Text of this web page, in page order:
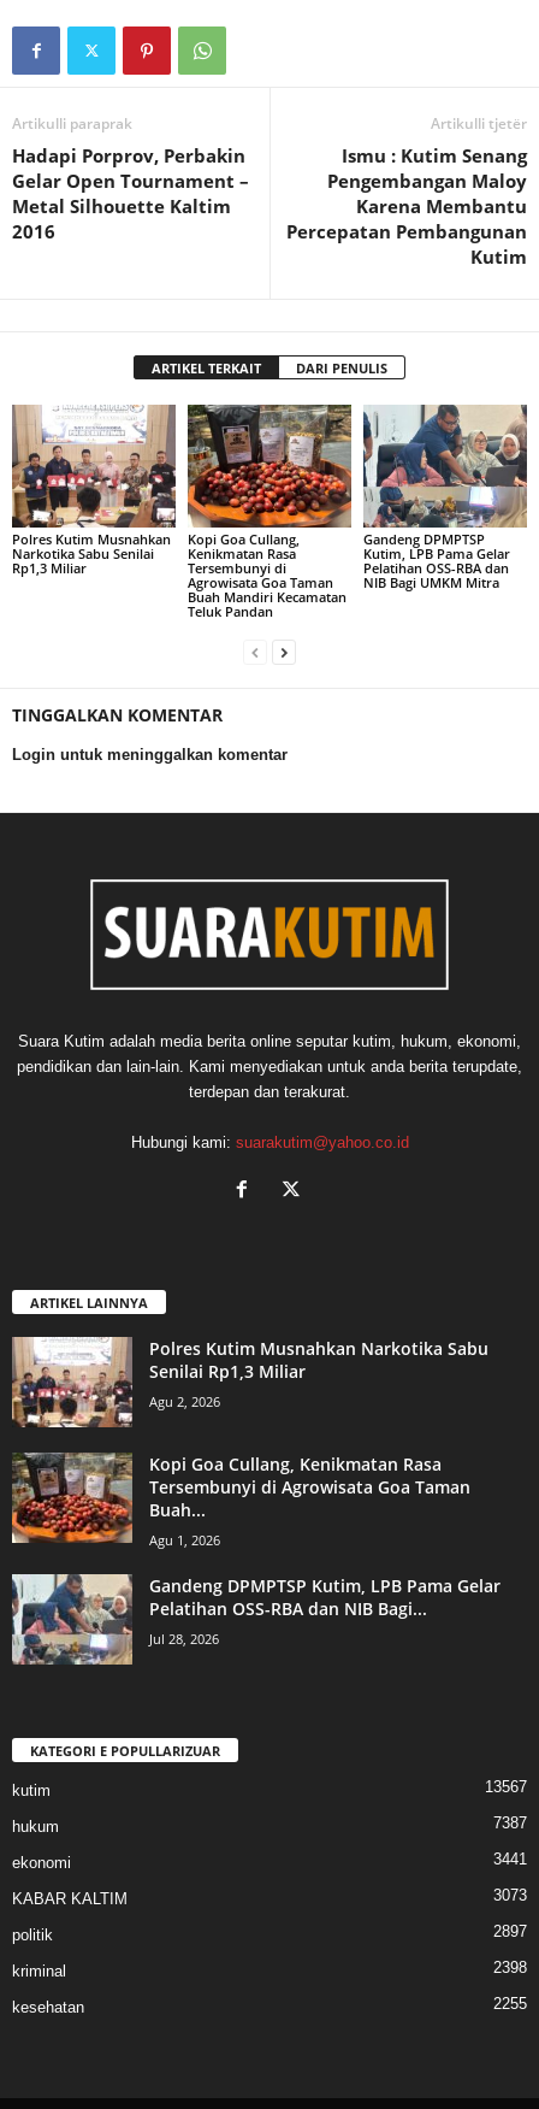
Artikulli paraprak
Hadapi Porprov, Perbakin
Gelar Open Tournament –
Metal Silhouette Kaltim
2016
Artikulli tjetër
Ismu : Kutim Senang
Pengembangan Maloy
Karena Membantu
Percepatan Pembangunan
Kutim
ARTIKEL TERKAIT DARI PENULIS
Polres Kutim Musnahkan
Narkotika Sabu Senilai
Rp1,3 Miliar
Kopi Goa Cullang,
Kenikmatan Rasa
Tersembunyi di
Agrowisata Goa Taman
Buah Mandiri Kecamatan
Teluk Pandan
Gandeng DPMPTSP
Kutim, LPB Pama Gelar
Pelatihan OSS-RBA dan
NIB Bagi UMKM Mitra
TINGGALKAN KOMENTAR
Login untuk meninggalkan komentar
Suara Kutim adalah media berita online seputar kutim, hukum, ekonomi,
pendidikan dan lain-lain. Kami menyediakan untuk anda berita terupdate,
terdepan dan terakurat.
Hubungi kami: suarakutim@yahoo.co.id
ARTIKEL LAINNYA
Polres Kutim Musnahkan Narkotika Sabu
Senilai Rp1,3 Miliar
Agu 2, 2026
Kopi Goa Cullang, Kenikmatan Rasa
Tersembunyi di Agrowisata Goa Taman
Buah...
Agu 1, 2026
Gandeng DPMPTSP Kutim, LPB Pama Gelar
Pelatihan OSS-RBA dan NIB Bagi...
Jul 28, 2026
KATEGORI E POPULLARIZUAR
kutim 13567
hukum 7387
ekonomi 3441
KABAR KALTIM 3073
politik 2897
kriminal 2398
kesehatan 2255